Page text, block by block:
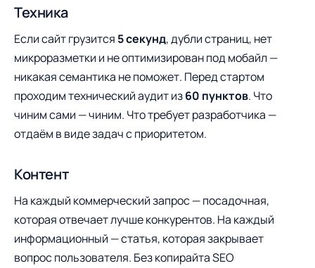
Техника
Если сайт грузится 5 секунд, дубли страниц, нет
микроразметки и не оптимизирован под мобайл —
никакая семантика не поможет. Перед стартом
проходим технический аудит из60 пунктов. Что
чиним сами — чиним. Что требует разработчика —
отдаём в виде задач с приоритетом.
Контент
На каждый коммерческий запрос — посадочная,
которая отвечает лучше конкурентов. На каждый
информационный — статья, которая закрывает
вопрос пользователя. Без копирайта SEO